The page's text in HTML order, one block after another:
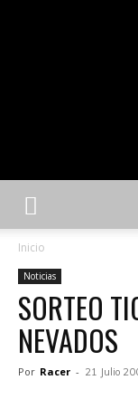
Inicio
Noticias
SORTEO
NEVADOS
Por Racer - 21 Julio